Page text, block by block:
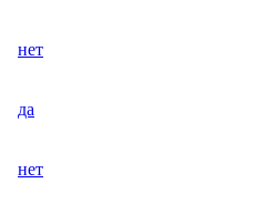
нет
да
нет